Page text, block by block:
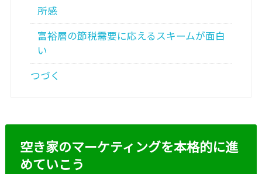
所感
富裕層の節税需要に応えるスキームが面白
い
つづく
空き家のマーケティングを本格的に進
めていこう